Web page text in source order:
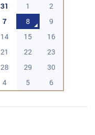
31 1
2
7 8
9
14 15
16
21 22
23
28 29
30
4 5 6